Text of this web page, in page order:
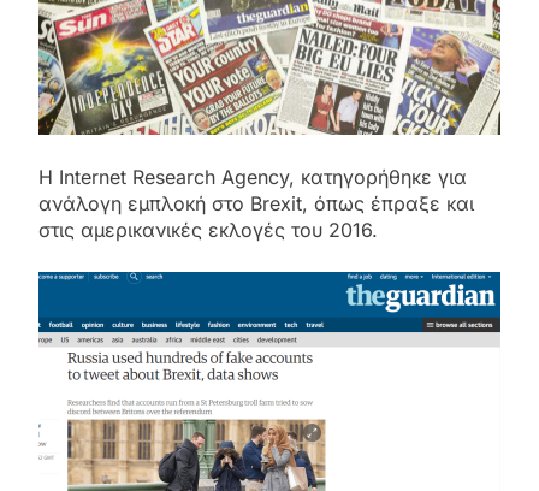
Η Internet Research Agency, κατηγορήθηκε για
ανάλογη εμπλοκή στο Brexit, όπως έπραξε και
στις αμερικανικές εκλογές του 2016.